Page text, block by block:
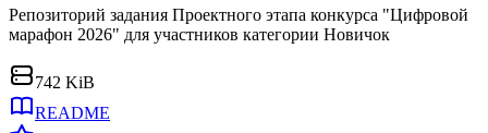
Репозиторий задания Проектного этапа конкурса "Цифровой
марафон 2026" для участников категории Новичок
742 KiB
README